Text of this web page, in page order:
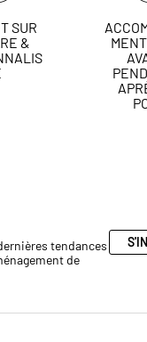
SUR
&
tendances
de